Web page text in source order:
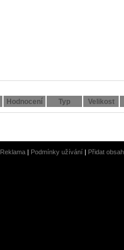
Hodnocení Typ Velikost
Reklama | Podmínky užívání | Přidat obsah